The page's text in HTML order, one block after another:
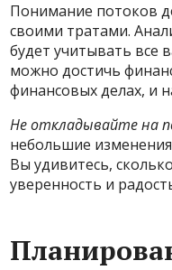
Понимание потоков
своими тратами.
будет учитывать все
можно достичь
финансовых делах, и
Не откладывайте на
небольшие
Вы удивитесь,
уверенность и